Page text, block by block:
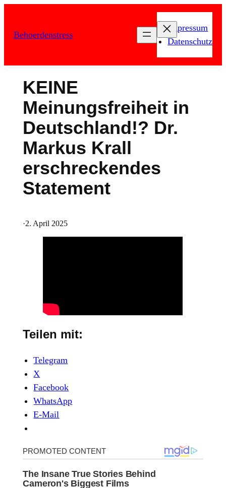
springen
Behoerdenstress
Impressum
Datenschutz
KEINE
Meinungsfreiheit in
Deutschland!? Dr.
Markus Krall
erschreckendes
Statement
·2. April 2025
Teilen mit:
Telegram
X
Facebook
WhatsApp
E-Mail